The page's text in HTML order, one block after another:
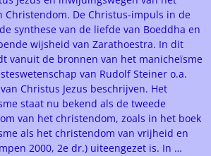
Christendom. De Christus-impuls in de
synthese van de liefde van Boeddha en
wijsheid van Zarathoestra. In dit
vanuit de bronnen van het manicheïsme
van Rudolf Steiner o.a.
Christus Jezus beschrijven. Het
staat nu bekend als de tweede
van het christendom, zoals in het boek
als het christendom van vrijheid en
2000, 2e dr.) uiteengezet is. In …